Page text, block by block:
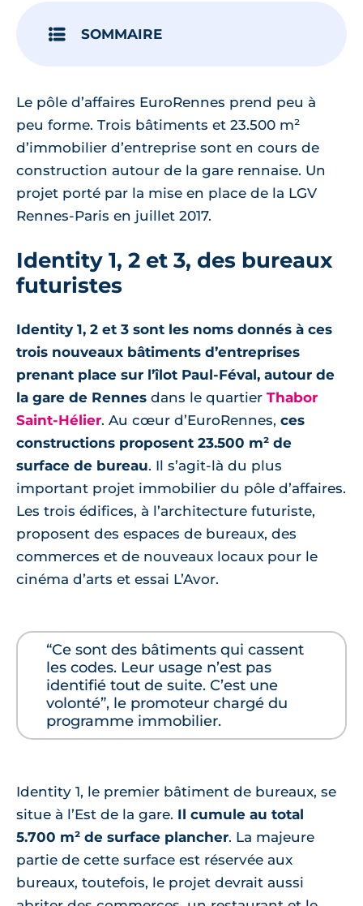
SOMMAIRE
Le pôle d’affaires EuroRennes prend peu à
peu forme. Trois bâtiments et 23.500 m²
d’immobilier d’entreprise sont en cours de
construction autour de la gare rennaise. Un
projet porté par la mise en place de la LGV
Rennes-Paris en juillet 2017.
Identity 1, 2 et 3, des bureaux
futuristes
Identity 1, 2 et 3 sont les noms donnés à ces
trois nouveaux bâtiments d’entreprises
prenant place sur l’îlot Paul-Féval, autour de
la gare de Rennes dans le quartier Thabor
Saint-Hélier. Au cœur d’EuroRennes, ces
constructions proposent 23.500 m² de
surface de bureau. Il s’agit-là du plus
important projet immobilier du pôle d’affaires.
Les trois édifices, à l’architecture futuriste,
proposent des espaces de bureaux, des
commerces et de nouveaux locaux pour le
cinéma d’arts et essai L’Avor.
“Ce sont des bâtiments qui cassent
les codes. Leur usage n’est pas
identifié tout de suite. C’est une
volonté”, le promoteur chargé du
programme immobilier.
Identity 1, le premier bâtiment de bureaux, se
situe à l’Est de la gare. Il cumule au total
5.700 m² de surface plancher. La majeure
partie de cette surface est réservée aux
bureaux, toutefois, le projet devrait aussi